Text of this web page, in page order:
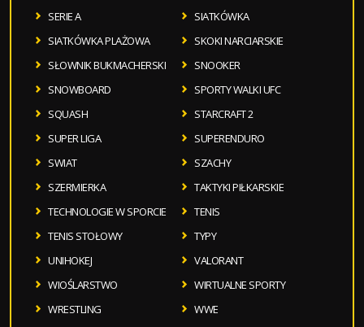
SERIE A
SIATKÓWKA
SIATKÓWKA PLAŻOWA
SKOKI NARCIARSKIE
SŁOWNIK BUKMACHERSKI
SNOOKER
SNOWBOARD
SPORTY WALKI UFC
SQUASH
STARCRAFT 2
SUPER LIGA
SUPERENDURO
SWIAT
SZACHY
SZERMIERKA
TAKTYKI PIŁKARSKIE
TECHNOLOGIE W SPORCIE
TENIS
TENIS STOŁOWY
TYPY
UNIHOKEJ
VALORANT
WIOŚLARSTWO
WIRTUALNE SPORTY
WRESTLING
WWE